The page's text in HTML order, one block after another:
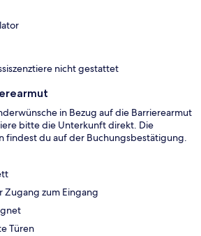
nicht gestattet
in Bezug auf die Barrierearmut
bitte die Unterkunft direkt. Die
findest du auf der Buchungsbestätigung.
Zugang zum Eingang
Türen